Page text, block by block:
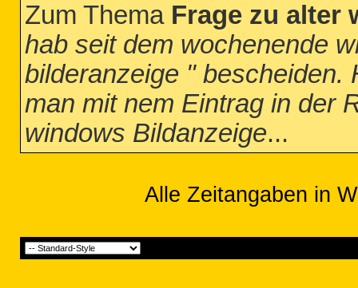
Zum Thema Frage zu alter
hab seit dem wochenende
bilderanzeige " bescheiden.
man mit nem Eintrag in der
windows Bildanzeige...
Alle Zeitangaben in